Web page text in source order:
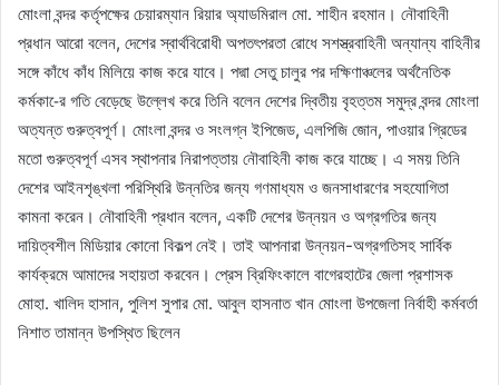
মোংলা বন্দর কর্তৃপক্ষের চেয়ারম্যান রিয়ার অ্যাডমিরাল মো. শাহীন রহমান। নৌবাহিনী
প্রধান আরো বলেন, দেশের স্বার্থবিরোধী অপতৎপরতা রোধে সশস্ত্রবাহিনী অন্যান্য বাহিনীর
সঙ্গে কাঁধে কাঁধ মিলিয়ে কাজ করে যাবে। পদ্মা সেতু চালুর পর দক্ষিণাঞ্চলের অর্থনৈতিক
কর্মকা-ের গতি বেড়েছে উল্লেখ করে তিনি বলেন দেশের দ্বিতীয় বৃহত্তম সমুদ্র বন্দর মোংলা
অত্যন্ত গুরুত্বপূর্ণ। মোংলা বন্দর ও সংলগ্ন ইপিজেড, এলপিজি জোন, পাওয়ার গ্রিডের
মতো গুরুত্বপূর্ণ এসব স্থাপনার নিরাপত্তায় নৌবাহিনী কাজ করে যাচ্ছে। এ সময় তিনি
দেশের আইনশৃঙ্খলা পরিস্থিরি উন্নতির জন্য গণমাধ্যম ও জনসাধারণের সহযোগিতা
কামনা করেন। নৌবাহিনী প্রধান বলেন, একটি দেশের উন্নয়ন ও অগ্রগতির জন্য
দায়িত্বশীল মিডিয়ার কোনো বিকল্প নেই। তাই আপনারা উন্নয়ন-অগ্রগতিসহ সার্বিক
কার্যক্রমে আমাদের সহায়তা করবেন। প্রেস ব্রিফিংকালে বাগেরহাটের জেলা প্রশাসক
মোহা. খালিদ হাসান, পুলিশ সুপার মো. আবুল হাসনাত খান মোংলা উপজেলা নির্বাহী কর্মবর্তা
নিশাত তামান্ন উপস্থিত ছিলেন